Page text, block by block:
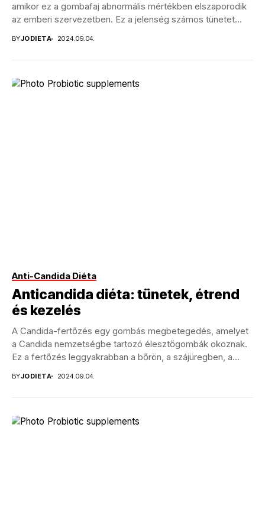
amikor ez a gombafaj abnormális mértékben elszaporodik
az emberi szervezetben. Ez a jelenség számos tünetet
BYJODIETA 2024.09.04.
Anti-Candida Diéta
Anticandida diéta: tünetek, étrend
és kezelés
A Candida-fertőzés egy gombás megbetegedés, amelyet
a Candida nemzetségbe tartozó élesztőgombák okoznak.
Ez a fertőzés leggyakrabban a bőrön, a szájüregben, a
BYJODIETA 2024.09.04.